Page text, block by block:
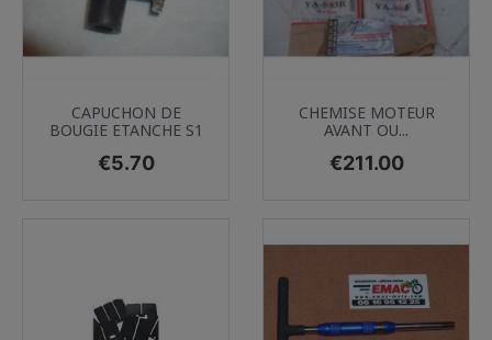
CAPUCHON DE
BOUGIE ETANCHE S1
Price
€5.70
CHEMISE MOTEUR
AVANT OU...
Price
€211.00